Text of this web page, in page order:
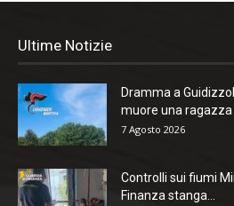
Ultime Notizie
Dramma a
muore una ragazza
7 Agosto 2026
Controlli sui fiumi
Finanza stanga...